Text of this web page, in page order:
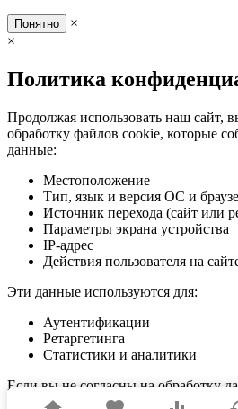
Понятно
×
×
Политика
Продолжая использовать наш сайт,
обработку файлов cookie, которые
данные:
Местоположение
Тип, язык и версия ОС и
Источник перехода (сайт или
Параметры экрана устройства
IP-адрес
Действия пользователя на
Эти данные используются для:
Аутентификации
Ретаргетинга
Статистики и аналитики
Если вы не согласны на обработку
покиньте сайт.